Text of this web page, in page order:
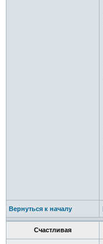
Вернуться к началу
Счастливая